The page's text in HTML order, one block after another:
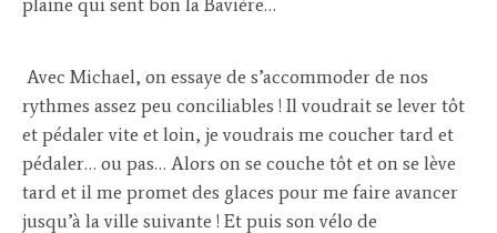
plaine qui sent bon la Bavière…
Avec Michael, on essaye de s’accommoder de nos
rythmes assez peu conciliables ! Il voudrait se lever tôt
et pédaler vite et loin, je voudrais me coucher tard et
pédaler… ou pas… Alors on se couche tôt et on se lève
tard et il me promet des glaces pour me faire avancer
jusqu’à la ville suivante ! Et puis son vélo de